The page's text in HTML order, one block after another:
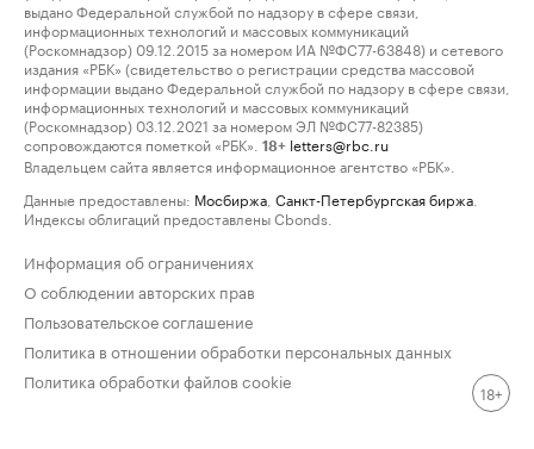
выдано Федеральной службой по надзору в сфере связи,
информационных технологий и массовых коммуникаций
(Роскомнадзор) 09.12.2015 за номером ИА №ФС77-63848) и сетевого
издания «РБК» (свидетельство о регистрации средства массовой
информации выдано Федеральной службой по надзору в сфере связи,
информационных технологий и массовых коммуникаций
(Роскомнадзор) 03.12.2021 за номером ЭЛ №ФС77-82385)
сопровождаются пометкой «РБК».
18+ letters@rbc.ru
Владельцем сайта является информационное агентство «РБК».
Данные предоставлены: Мосбиржа Санкт-Петербургская биржа
Индексы облигаций предоставлены Cbonds.
Информация об ограничениях
О соблюдении авторских прав
Пользовательское соглашение
Политика в отношении обработки персональных данных
Политика обработки файлов cookie
18+